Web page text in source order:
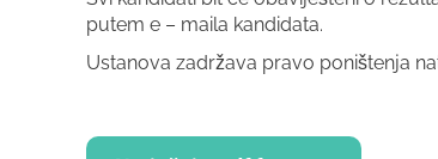
putem e – maila kandidata.
Ustanova zadržava pravo poništenja